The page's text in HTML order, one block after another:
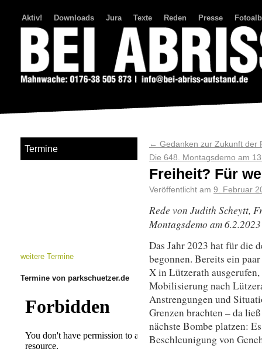
Aktiv! Downloads Jura Texte Reden Presse
← Gedanken zur Zukunft der
Die 648. Montagsdemo am
Freiheit? Für
Veröffentlicht am 9. Februar
Rede von Judith Scheytt,
Montagsdemo am 6.2.2023
Das Jahr 2023 hat für die
begonnen. Bereits ein
X in Lützerath
Mobilisierung nach
Anstrengungen und
Grenzen brachten – da
nächste Bombe platzen:
Beschleunigung von
Termine
weitere Termine
Termine von parkschuetzer.de